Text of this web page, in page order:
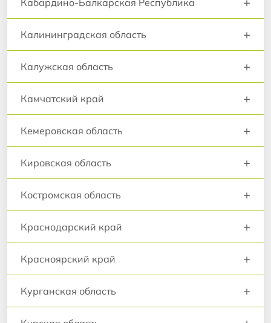
Кабардино-Балкарская Республика
Калининградская область +
Калужская область +
Камчатский край +
Кемеровская область +
Кировская область +
Костромская область +
Краснодарский край +
Красноярский край +
Курганская область +